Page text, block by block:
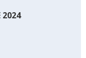
2024